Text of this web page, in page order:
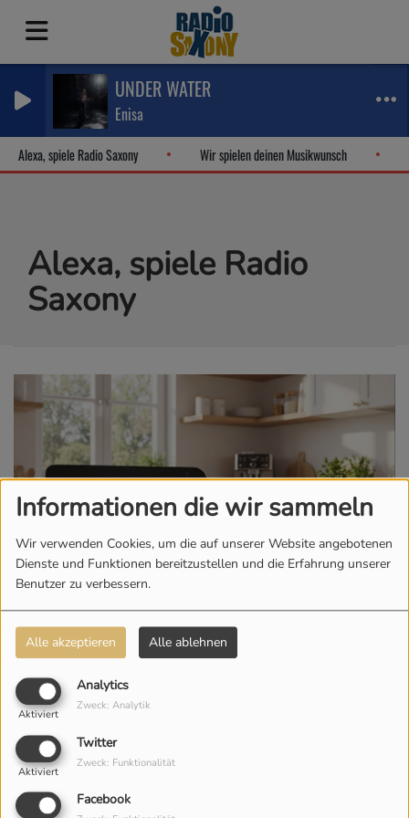
Informationen die wir sammeln
Wir verwenden Cookies, um die auf unserer Website angebotenen
Dienste und Funktionen bereitzustellen und die Erfahrung unserer
Benutzer zu verbessern.
Alle akzeptieren Alle ablehnen
Analytics
Aktiviert
Zweck: Analytik
Twitter
Aktiviert
Zweck: Funktionalität
Facebook
UNDER WATER
Enisa
Alexa, spiele Radio Saxony Wir spielen deinen Musikwunsch
Alexa, spiele Radio
Saxony
Alexa, spiele RadioSaxony
Mit Alexa, der intelligenten Sprachsteuerung
Amazon, könnt ihrRadio
euch, wie es normalerweise und theoretisch